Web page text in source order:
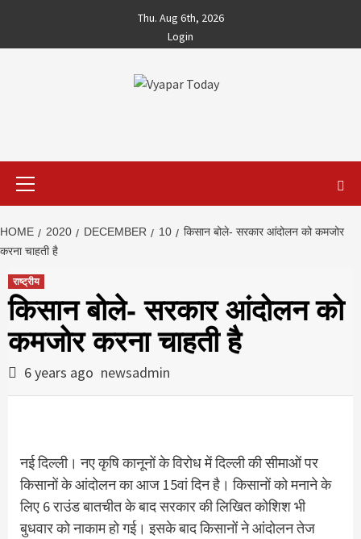
content
Thu. Aug 6th, 2026
Login
HOME 2020 DECEMBER 10
किसान बोले- सरकार आंदोलन को कमजोर
करना चाहती है
राष्ट्रीय
किसान बोले- सरकार आंदोलन को
कमजोर करना चाहती है
6 years ago newsadmin
नई दिल्ली। नए कृषि कानूनों के विरोध में दिल्ली की सीमाओं पर
किसानों के आंदोलन का आज 15वां दिन है। किसानों को मनाने के
लिए 6 राउंड बातचीत के बाद सरकार की लिखित कोशिश भी
बुधवार को नाकाम हो गई। इसके बाद किसानों ने आंदोलन तेज